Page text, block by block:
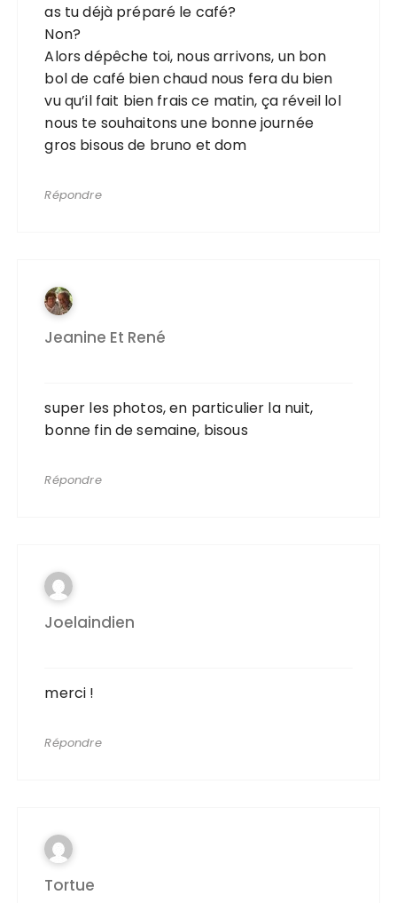
as tu déjà préparé le café?
Non?
Alors dépêche toi, nous arrivons, un bon
bol de café bien chaud nous fera du bien
vu qu’il fait bien frais ce matin, ça réveil lol
nous te souhaitons une bonne journée
gros bisous de bruno et dom
Répondre
Jeanine Et René
super les photos, en particulier la nuit,
bonne fin de semaine, bisous
Répondre
Joelaindien
merci !
Répondre
Tortue